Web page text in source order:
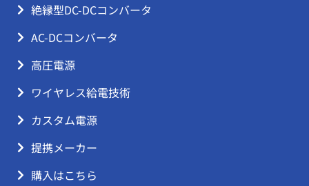
絶縁型DC-DCコンバータ
AC-DCコンバータ
高圧電源
ワイヤレス給電技術
カスタム電源
提携メーカー
購入はこちら